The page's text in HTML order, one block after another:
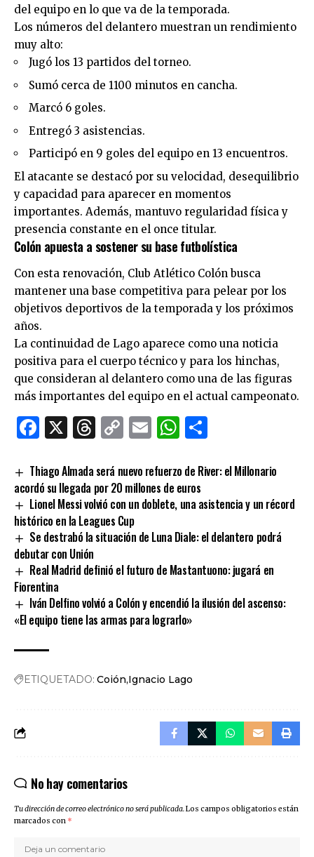
del equipo en lo que va de la temporada.
Los números del delantero muestran un rendimiento
muy alto:
Jugó los 13 partidos del torneo.
Sumó cerca de 1100 minutos en cancha.
Marcó 6 goles.
Entregó 3 asistencias.
Participó en 9 goles del equipo en 13 encuentros.
El atacante se destacó por su velocidad, desequilibrio
y capacidad para aparecer en momentos
importantes. Además, mantuvo regularidad física y
presencia constante en el once titular.
Colón apuesta a sostener su base futbolística
Con esta renovación, Club Atlético Colón busca
mantener una base competitiva para pelear por los
objetivos deportivos de la temporada y los próximos
años.
La continuidad de Lago aparece como una noticia
positiva para el cuerpo técnico y para los hinchas,
que consideran al delantero como una de las figuras
más importantes del equipo en el actual campeonato.
Facebook
X Threads
CopyEmailWhatsApp
Thiago Almada será nuevo refuerzo de River: el Millonario
acordó su llegada por 20 millones de euros
Lionel Messi volvió con un doblete, una asistencia y un récord
histórico en la Leagues Cup
Se destrabó la situación de Luna Diale: el delantero podrá
debutar con Unión
Real Madrid definió el futuro de Mastantuono: jugará en
Fiorentina
Iván Delfino volvió a Colón y encendió la ilusión del ascenso:
«El equipo tiene las armas para lograrlo»
ETIQUETADO: Coión Ignacio Lago
No hay comentarios
Tu dirección de correo electrónico no será publicada.Los campos obligatorios están
marcados con *